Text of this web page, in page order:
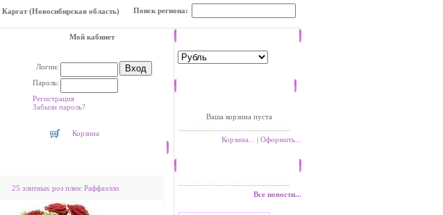
Каргат (Новосибирская область) Поиск региона:
Мой кабинет
Логин:
Пароль:
Регистрация
Забыли пароль?
Корзина
25 элитных роз плюс Раффаэлло
Ваша корзина пуста
Корзина... | Оформить...
Все новости...